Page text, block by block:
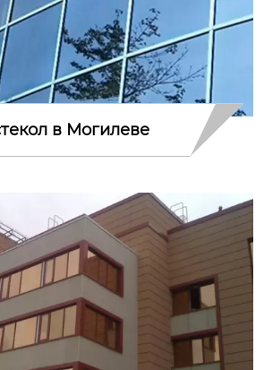
в Могилеве